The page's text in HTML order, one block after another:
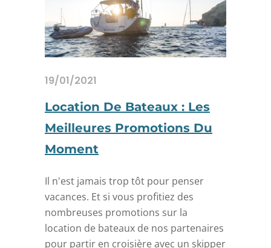
19/01/2021
Location De Bateaux : Les
Meilleures Promotions Du
Moment
Il n'est jamais trop tôt pour penser
vacances. Et si vous profitiez des
nombreuses promotions sur la
location de bateaux de nos partenaires
pour partir en croisière avec un skipper